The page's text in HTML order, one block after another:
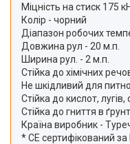
Міцність на стиск 175
Колір - чорний
Діапазон робочих
Довжина рул - 20 м.п.
Ширина рул. - 2 м.п.
Стійка до хімічних
Не шкідливий для
Стійка до кислот, лугів,
Стійка до гниття в
Країна виробник -
* CE сертифікований за